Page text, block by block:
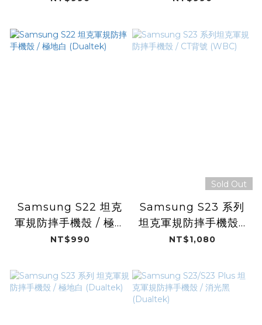
Samsung S22 坦克
軍規防摔手機殼 / 極地
白 (Dualtek)
NT$990
Sold Out
Samsung S23 系列
坦克軍規防摔手機殼 /
CT背號 (WBC)
NT$1,080